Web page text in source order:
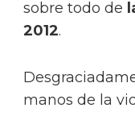
sobre todo de
2012.
manos de la